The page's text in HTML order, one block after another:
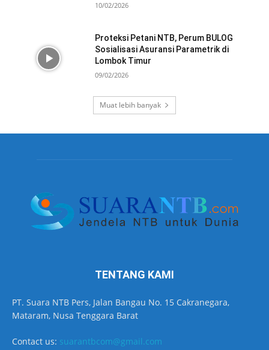
10/02/2026
Proteksi Petani NTB, Perum BULOG
Sosialisasi Asuransi Parametrik di
Lombok Timur
09/02/2026
Muat lebih banyak
TENTANG KAMI
PT. Suara NTB Pers, Jalan Bangau No. 15 Cakranegara,
Mataram, Nusa Tenggara Barat
Contact us: suarantbcom@gmail.com